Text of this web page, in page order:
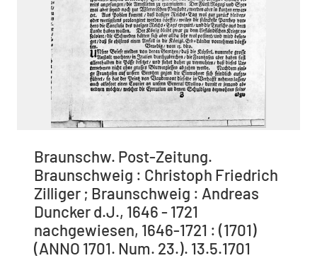
Braunschw. Post-Zeitung.
Braunschweig : Christoph Friedrich
Zilliger ; Braunschweig : Andreas
Duncker d.J., 1646 - 1721
nachgewiesen, 1646-1721 : (1701)
(ANNO 1701. Num. 23.). 13.5.1701